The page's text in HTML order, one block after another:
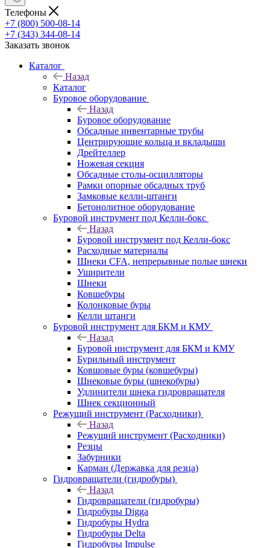
Телефоны
+7 (800) 500-08-14
+7 (343) 344-08-14
Заказать звонок
Каталог
Назад
Каталог
Буровое оборудование
Назад
Буровое оборудование
Обсадные инвентарные трубы
Центрирующие кольца и вкладыши
Дрейтеллер
Ножевая секция
Обсадные столы-осцилляторы
Рамки опорные обсадных труб
Замковые келли-штанги
Бетонолитное оборудование
Буровой инструмент под Келли-бокс
Назад
Буровой инструмент под Келли-бокс
Расходные материалы
Шнеки CFA, непрерывные полые шнеки
Уширители
Шнеки
Ковшебуры
Колонковые буры
Келли штанги
Буровой инструмент для БКМ и КМУ
Назад
Буровой инструмент для БКМ и КМУ
Бурильный инструмент
Ковшовые буры (ковшебуры)
Шнековые буры (шнекобуры)
Удлинители шнека гидровращателя
Шнек секционный
Режущий инструмент (Расходники)
Назад
Режущий инструмент (Расходники)
Резцы
Забурники
Карман (Державка для резца)
Гидровращатели (гидробуры)
Назад
Гидровращатели (гидробуры)
Гидробуры Digga
Гидробуры Hydra
Гидробуры Delta
Гидробуры Impulse